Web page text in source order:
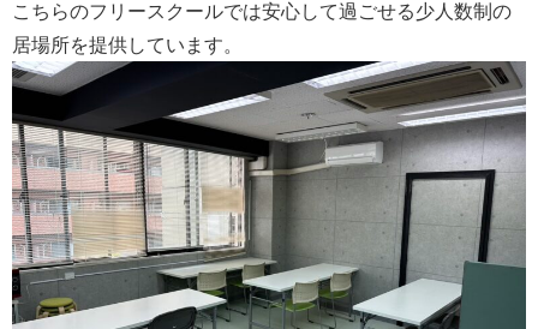
こちらのフリースクールでは安心して過ごせる少人数制の
居場所を提供しています。